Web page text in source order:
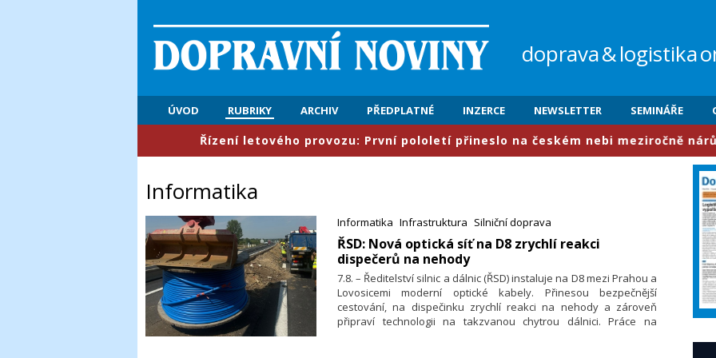
doprava&logistika
ÚVOD RUBRIKY ARCHIV PŘEDPLATNÉ INZERCE NEWSLETTER SEMINÁŘE
​Řízení letového provozu: První pololetí přineslo na českém nebi meziročně nárůst
Informatika
Informatika Infrastruktura Silniční doprava
​ŘSD: Nová optická síť na D8 zrychlí reakci
dispečerů na nehody
7.8. – Ředitelství silnic a dálnic (ŘSD) instaluje na D8 mezi Prahou a
Lovosicemi moderní optické kabely. Přinesou bezpečnější
cestování, na dispečinku zrychlí reakci na nehody a zároveň
připraví technologii na takzvanou chytrou dálnici. Práce na